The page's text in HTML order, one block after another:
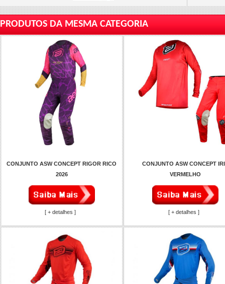
PRODUTOS DA MESMA CATEGORIA
CONJUNTO ASW CONCEPT RIGOR RICO
2026
[ + detalhes ]
CONJUNTO ASW CONCEPT
VERMELHO
[ + detalhes ]